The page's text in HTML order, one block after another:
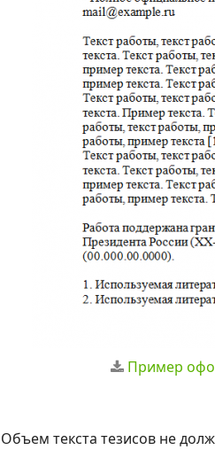
Пример
Объем текста тезисов не